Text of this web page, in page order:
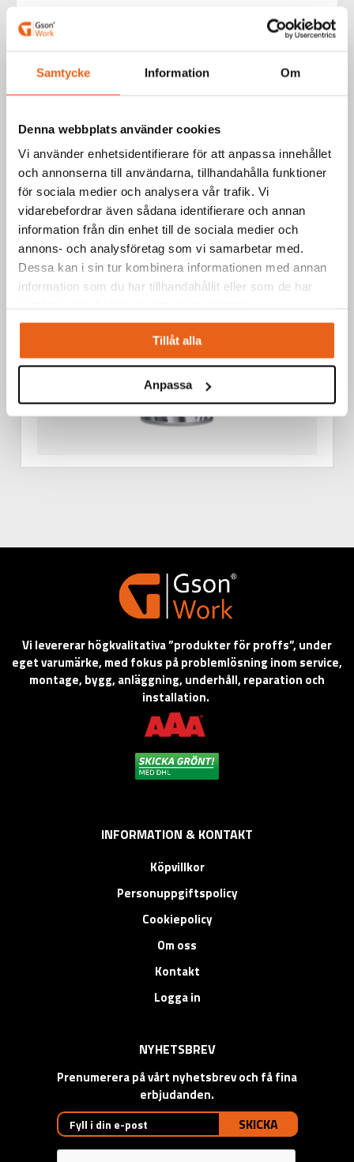
Samtycke Information Om
Denna webbplats använder cookies
Vi använder enhetsidentifierare för att anpassa innehållet
och annonserna till användarna, tillhandahålla funktioner
för sociala medier och analysera vår trafik. Vi
vidarebefordrar även sådana identifierare och annan
information från din enhet till de sociala medier och
annons- och analysföretag som vi samarbetar med.
Dessa kan i sin tur kombinera informationen med annan
information som du har tillhandahållit eller som de har
Tillåt alla
Anpassa
RELATERADE PRODUKTER
Aerosoler / Smörjoljor
Vi levererar högkvalitativa ”produkter för proffs”, under
eget varumärke, med fokus på problemlösning inom service,
montage, bygg, anläggning, underhåll, reparation och
installation.
INFORMATION & KONTAKT
Köpvillkor
Personuppgiftspolicy
Cookiepolicy
Om oss
Kontakt
Logga in
NYHETSBREV
Prenumerera på vårt nyhetsbrev och få fina
erbjudanden.
SKICKA